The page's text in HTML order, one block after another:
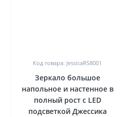
Код товара: JessicaRS8001
Зеркало большое
напольное и настенное в
полный рост с LED
подсветкой Джессика